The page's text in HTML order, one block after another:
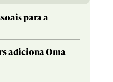
para a
adiciona Oma